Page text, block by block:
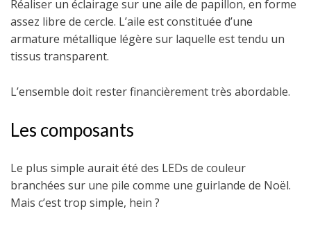
Réaliser un éclairage sur une aile de papillon, en forme
assez libre de cercle. L’aile est constituée d’une
armature métallique légère sur laquelle est tendu un
tissus transparent.
L’ensemble doit rester financièrement très abordable.
Les composants
Le plus simple aurait été des LEDs de couleur
branchées sur une pile comme une guirlande de Noël.
Mais c’est trop simple, hein ?